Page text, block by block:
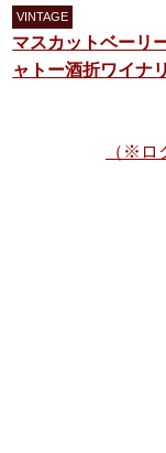
マスカットベーリ
ャトー酒折ワイナ
（※ロ